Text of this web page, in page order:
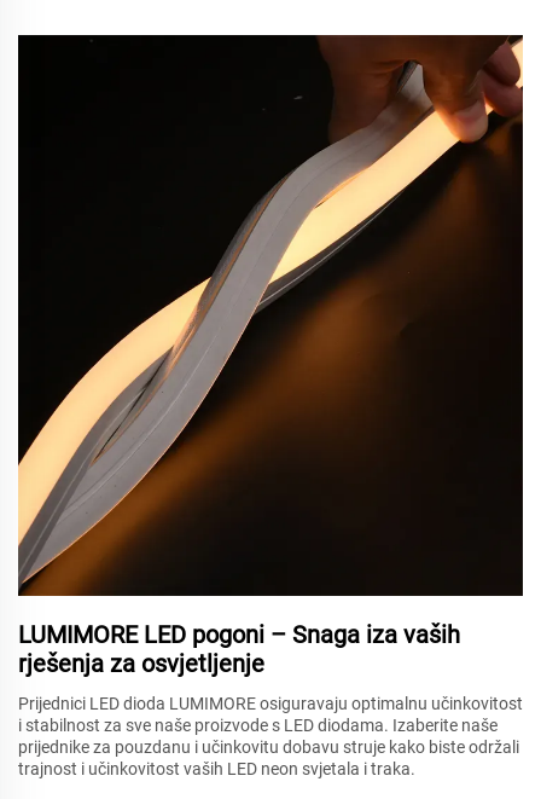
LUMIMORE LED pogoni – Snaga iza vaših
rješenja za osvjetljenje
Prijednici LED dioda LUMIMORE osiguravaju optimalnu učinkovitost
i stabilnost za sve naše proizvode s LED diodama. Izaberite naše
prijednike za pouzdanu i učinkovitu dobavu struje kako biste održali
trajnost i učinkovitost vaših LED neon svjetala i traka.